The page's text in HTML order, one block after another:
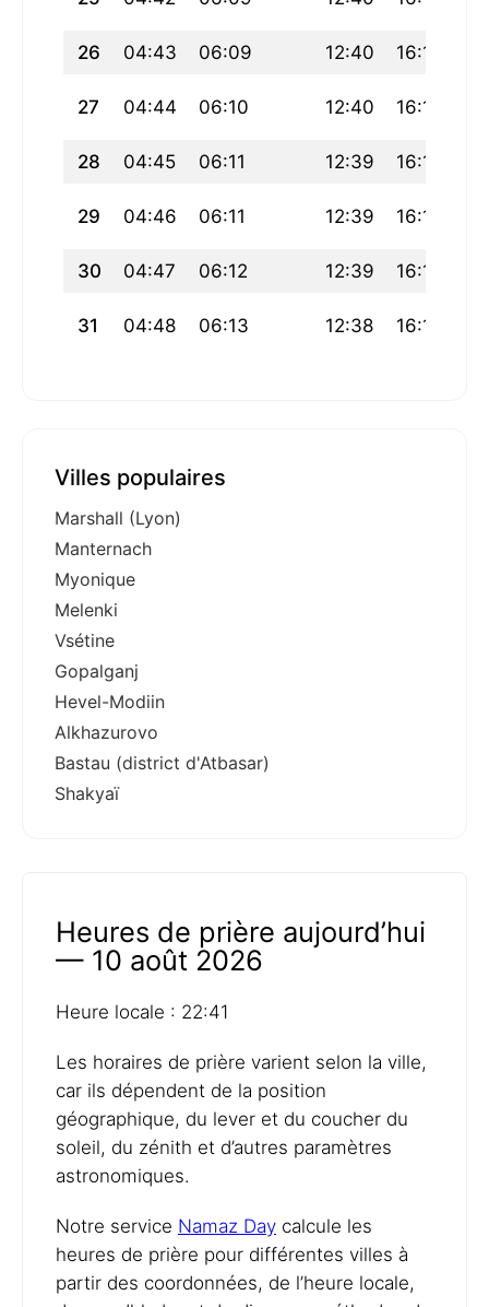
26 04:43 06:09 12:40 16:18
27 04:44 06:10 12:40 16:17
28 04:45 06:11 12:39 16:16
29 04:46 06:11 12:39 16:16
30 04:47 06:12 12:39 16:15
31 04:48 06:13 12:38 16:15
Villes populaires
Marshall (Lyon)
Manternach
Myonique
Melenki
Vsétine
Gopalganj
Hevel-Modiin
Alkhazurovo
Bastau (district d'Atbasar)
Shakyaï
Heures de prière aujourd’hui
— 10 août 2026
Heure locale : 22:41
Les horaires de prière varient selon la ville,
car ils dépendent de la position
géographique, du lever et du coucher du
soleil, du zénith et d’autres paramètres
astronomiques.
Notre service Namaz Day calcule les
heures de prière pour différentes villes à
partir des coordonnées, de l’heure locale,